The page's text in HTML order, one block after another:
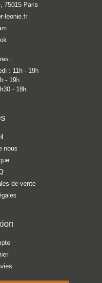
75015 Paris
leonie.fr
:
: 11h - 19h
- 19h
- 18h
nous
de vente